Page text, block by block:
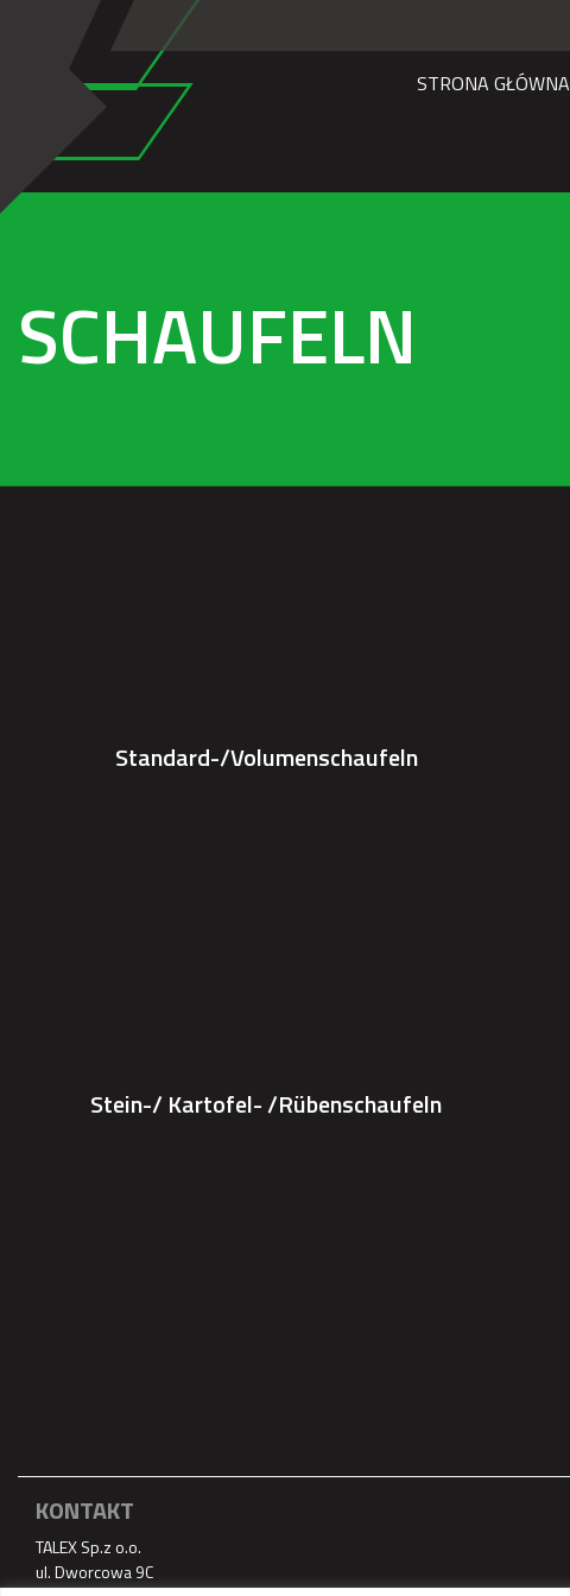
STRONA GŁÓWNA
SCHAUFELN
Standard-/Volumenschaufeln
Stein-/ Kartofel- /Rübenschaufeln
KONTAKT
TALEX Sp.z o.o.
ul. Dworcowa 9C